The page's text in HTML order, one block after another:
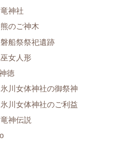
竜神社
熊のご神木
磐船祭祭祀遺跡
巫女人形
徳
氷川女体神社の御祭神
氷川女体神社のご利益
竜神伝説